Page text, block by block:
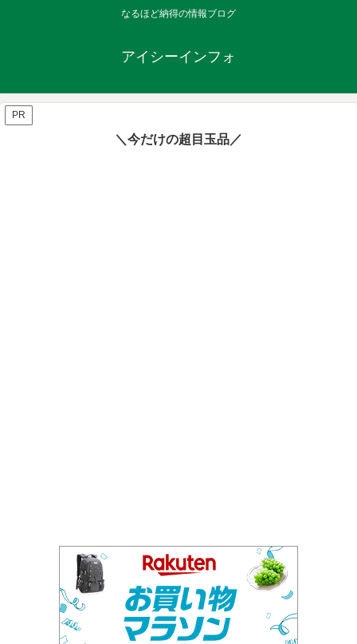
なるほど納得の情報ブログ
アイシーインフォ
PR
＼今だけの超目玉品／